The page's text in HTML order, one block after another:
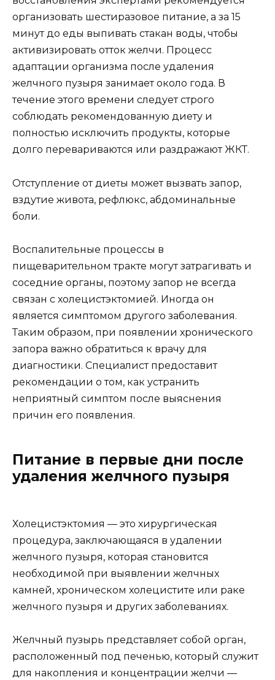
организовать шестиразовое питание, а за 15
минут до еды выпивать стакан воды, чтобы
активизировать отток желчи. Процесс
адаптации организма после удаления
желчного пузыря занимает около года. В
течение этого времени следует строго
соблюдать рекомендованную диету и
полностью исключить продукты, которые
долго перевариваются или раздражают ЖКТ.
Отступление от диеты может вызвать запор,
вздутие живота, рефлюкс, абдоминальные
боли.
Воспалительные процессы в
пищеварительном тракте могут затрагивать и
соседние органы, поэтому запор не всегда
связан с холецистэктомией. Иногда он
является симптомом другого заболевания.
Таким образом, при появлении хронического
запора важно обратиться к врачу для
диагностики. Специалист предоставит
рекомендации о том, как устранить
неприятный симптом после выяснения
причин его появления.
Питание в первые дни после
удаления желчного пузыря
Холецистэктомия — это хирургическая
процедура, заключающаяся в удалении
желчного пузыря, которая становится
необходимой при выявлении желчных
камней, хроническом холецистите или раке
желчного пузыря и других заболеваниях.
Желчный пузырь представляет собой орган,
расположенный под печенью, который служит
для накопления и концентрации желчи —